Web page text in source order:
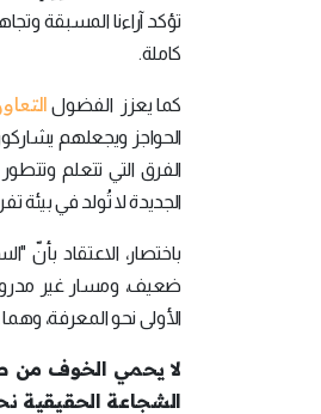
تؤكد آراءنا المسبقة
كاملة.
كما يعزز الفضول
الحواجز ويجعلهم
الفرق التي تتعلم
الجديدة لا تُولد في
باختصار، الاعتقاد بأنّ
ضعيف، ومسار غير
الأولى نحو المعرفة،
لا يحمي الخوف من
الشجاعة الحقيقية